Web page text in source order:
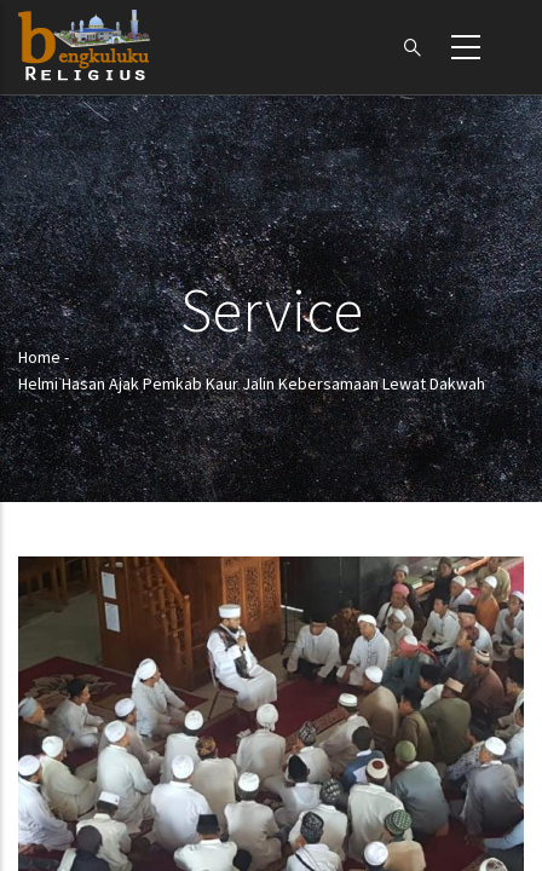
Skip
main
content
Service
Breadcrumb
Home-
Helmi Hasan Ajak Pemkab Kaur Jalin Kebersamaan Lewat Dakwah